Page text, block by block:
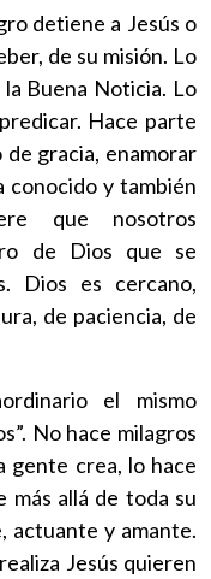
detiene a Jesús o
de su misión. Lo
Buena Noticia. Lo
Hace parte
gracia, enamorar
conocido y también
que nosotros
de Dios que se
Dios es cercano,
de paciencia, de
el mismo
No hace milagros
gente crea, lo hace
más allá de toda su
actuante y amante.
Jesús quieren